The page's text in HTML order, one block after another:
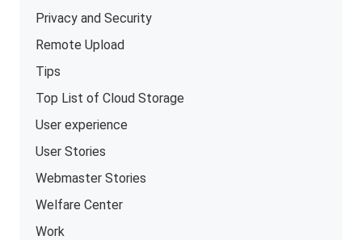
Privacy and Security
Remote Upload
Tips
Top List of Cloud Storage
User experience
User Stories
Webmaster Stories
Welfare Center
Work